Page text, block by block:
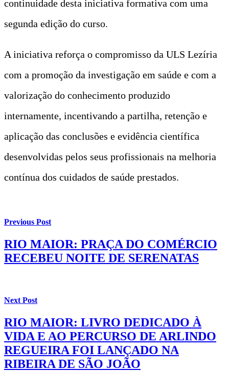
continuidade desta iniciativa formativa com uma
segunda edição do curso.
A iniciativa reforça o compromisso da ULS Lezíria
com a promoção da investigação em saúde e com a
valorização do conhecimento produzido
internamente, incentivando a partilha, retenção e
aplicação das conclusões e evidência científica
desenvolvidas pelos seus profissionais na melhoria
contínua dos cuidados de saúde prestados.
Previous Post
RIO MAIOR: PRAÇA DO COMÉRCIO
RECEBEU NOITE DE SERENATAS
Next Post
RIO MAIOR: LIVRO DEDICADO À
VIDA E AO PERCURSO DE ARLINDO
REGUEIRA FOI LANÇADO NA
RIBEIRA DE SÃO JOÃO